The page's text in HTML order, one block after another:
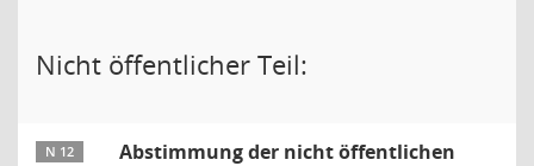
Nicht öffentlicher Teil:
N 12
Abstimmung der nicht öffentlichen